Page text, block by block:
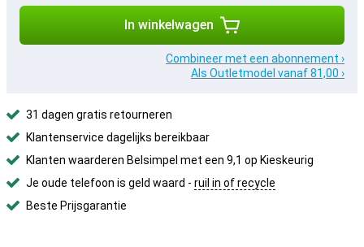
In winkelwagen
Combineer met een abonnement ›
Als Outletmodel vanaf 81,00 ›
31 dagen gratis retourneren
Klantenservice dagelijks bereikbaar
Klanten waarderen Belsimpel met een 9,1 op Kieskeurig
Je oude telefoon is geld waard - ruil in of recycle
Beste Prijsgarantie